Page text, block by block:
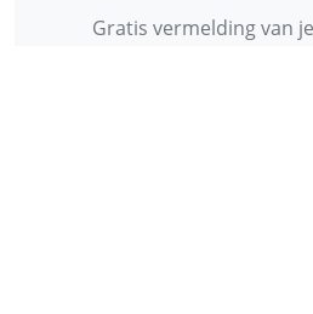
Gratis vermelding van